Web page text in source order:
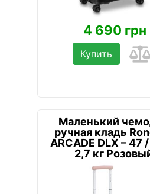
4 690 грн
Купить
Маленький
ручная кладь
ARCADE DLX – 47
2,7 кг